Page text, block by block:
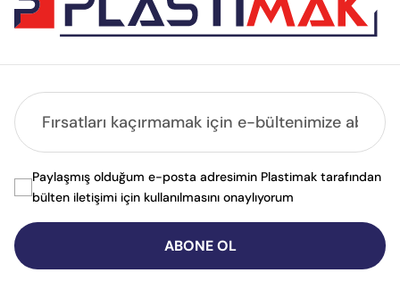
ABONE OL
Paylaşmış olduğum e-posta adresimin Plastimak tarafından
bülten iletişimi için kullanılmasını onaylıyorum